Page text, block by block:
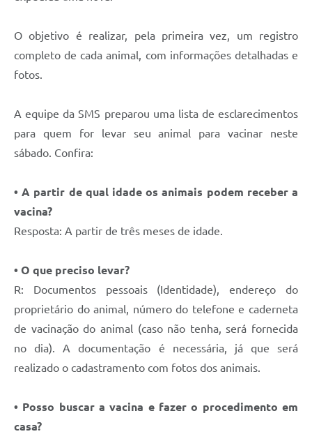
O objetivo é realizar, pela primeira vez, um registro
completo de cada animal, com informações detalhadas e
fotos.
A equipe da SMS preparou uma lista de esclarecimentos
para quem for levar seu animal para vacinar neste
sábado. Confira:
• A partir de qual idade os animais podem receber a
vacina?
Resposta: A partir de três meses de idade.
• O que preciso levar?
R: Documentos pessoais (Identidade), endereço do
proprietário do animal, número do telefone e caderneta
de vacinação do animal (caso não tenha, será fornecida
no dia). A documentação é necessária, já que será
realizado o cadastramento com fotos dos animais.
• Posso buscar a vacina e fazer o procedimento em
casa?